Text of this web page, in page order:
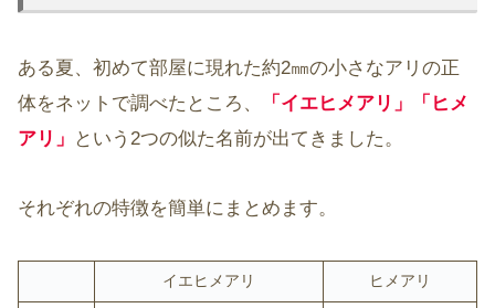
ある夏、初めて部屋に現れた約2㎜の小さなアリの正
体をネットで調べたところ、
「イエヒメアリ」「 ヒメ
アリ 」 という2つの似た名前が出てきました。
それぞれの特徴を簡単にまとめます。
イエヒメアリ ヒメアリ